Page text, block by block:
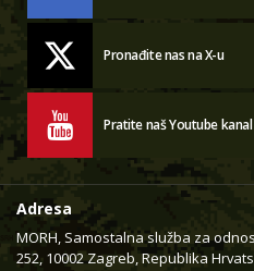
Pronađite nas na X-u
Pratite naš Youtube kanal
Adresa
MORH, Samostalna služba za
252, 10002 Zagreb, Republika